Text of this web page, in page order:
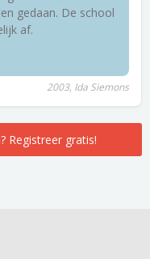
gedaan. De school
af.
2003, Ida Siemons
Registreer gratis!